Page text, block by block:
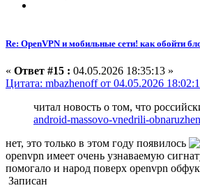
Re: OpenVPN и мобильные сети! как обойти
« Ответ #15 : 04.05.2026 18:35:13 »
Цитата: mbazhenoff от 04.05.2026
читал новость о том, что
android-massovo-vnedrili-
нет, это только в этом году появилось
openvpn имеет очень узнаваемую
помогало и народ поверх openvpn
Записан